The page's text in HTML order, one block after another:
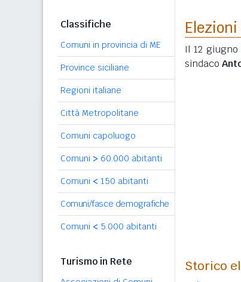
Classifiche
Comuni in provincia di ME
Province siciliane
Regioni italiane
Città Metropolitane
Comuni capoluogo
Comuni > 60.000 abitanti
Comuni < 150 abitanti
Comuni/fasce demografiche
Comuni < 5.000 abitanti
Turismo in Rete
Il 12
sindaco
Storico